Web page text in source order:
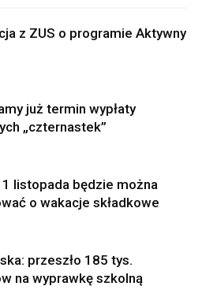
z ZUS o programie Aktywny
już termin wypłaty
„czternastek”
1 listopada będzie można
o wakacje składkowe
przeszło 185 tys.
na wyprawkę szkolną